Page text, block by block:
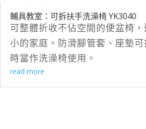
輔具教室：可拆扶手洗澡椅 YK3040
可整體折收不佔空間的便盆椅
小的家庭。防滑腳管套、座墊
時當作洗澡椅使用。
read more